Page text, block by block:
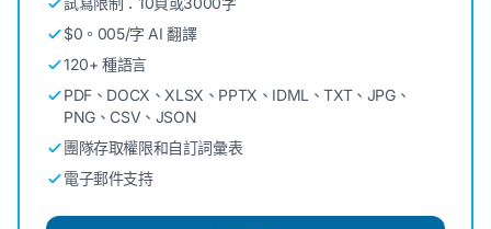
$0。005/字 AI 翻譯
120+ 種語言
PDF、DOCX、XLSX、PPTX、IDML、TXT、JPG、
PNG、CSV、JSON
團隊存取權限和自訂詞彙表
電子郵件支持